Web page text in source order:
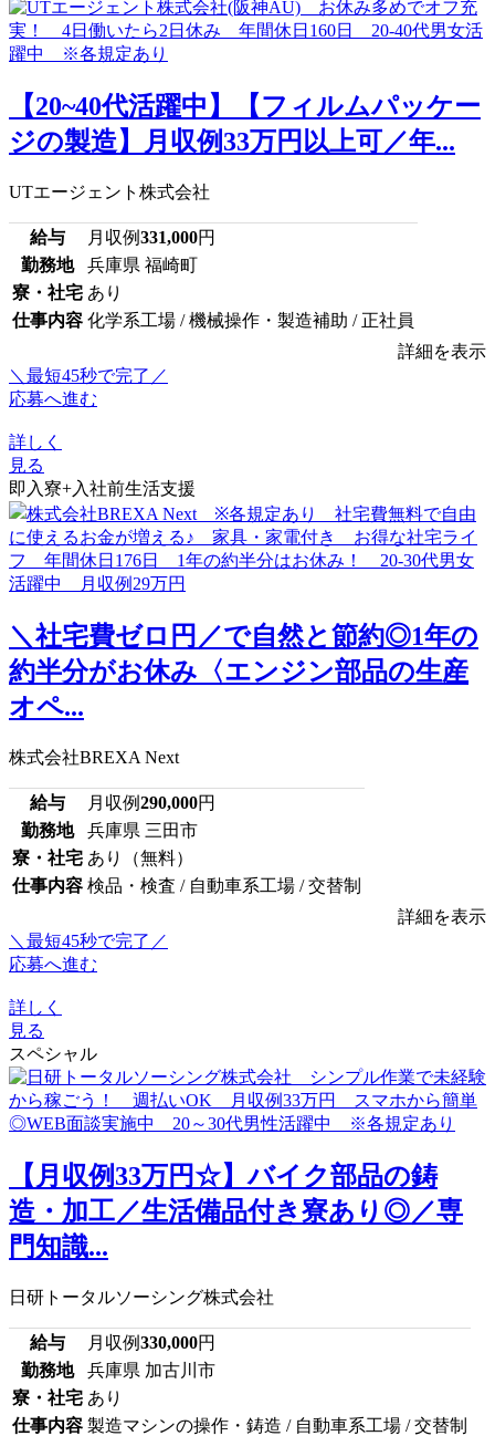
【20~40代活躍中】【フィルムパッケー
ジの製造】月収例33万円以上可／年...
UTエージェント株式会社
給与 月収例331,000円
勤務地
兵庫県 福崎町
寮・社宅 あり
仕事内容 化学系工場 / 機械操作・製造補助 / 正社員
詳細を表示
＼最短45秒で完了／
応募へ進む
詳しく
見る
即入寮+入社前生活支援
＼社宅費ゼロ円／で自然と節約◎1年の
約半分がお休み〈エンジン部品の生産
オペ...
株式会社BREXA Next
給与 月収例290,000円
勤務地
兵庫県 三田市
寮・社宅 あり（無料）
仕事内容 検品・検査 / 自動車系工場 / 交替制
詳細を表示
＼最短45秒で完了／
応募へ進む
詳しく
見る
スペシャル
【月収例33万円☆】バイク部品の鋳
造・加工／生活備品付き寮あり◎／専
門知識...
日研トータルソーシング株式会社
給与 月収例330,000円
勤務地
兵庫県 加古川市
寮・社宅 あり
仕事内容 製造マシンの操作・鋳造 / 自動車系工場 / 交替制